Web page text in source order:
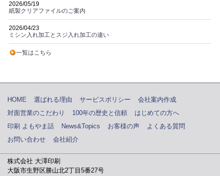
2026/05/19
紙製クリアファイルのご案内
2026/04/23
ミシン入れ加工とスジ入れ加工の違い
一覧はこちら
HOME 選ばれる理由 サービスポリシー
会社案内作成
対面営業のこだわり
100年の歴史と信頼
はじめての方へ
印刷 よもやま話
News&Topics お客様の声
よくある質問
お問い合わせ
会社紹介
株式会社 大澤印刷
大阪市生野区勝山北2丁目5番27号